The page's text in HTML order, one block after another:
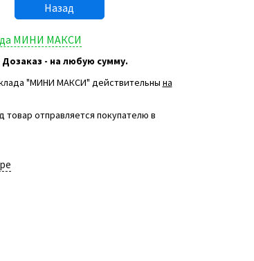
Назад
МИНИ МАКСИ
Дозаказ - на любую сумму.
"МИНИ МАКСИ" действительны на
товар отправляется покупателю в